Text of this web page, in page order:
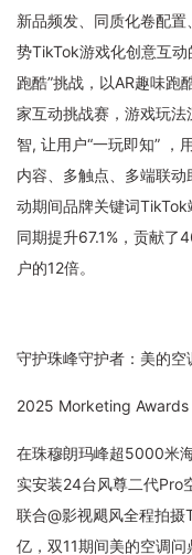
新品频发、同质化卷配
势TikTok游戏化创意互
跑酷”挑战，以AR趣味
家互动挑战赛，游戏玩
智, 让用户“一玩即知” ，
内容、多触点、多端联
动期间品牌关键词
同期提升67.1%，贡献了
户的12倍。
守护珠峰守护者： 美的空
2025 Morketing
在珠穆朗玛峰超5000米
实安装24台风尊二代Pro
联合@影视飓风全程拍
亿，双11期间美的空调